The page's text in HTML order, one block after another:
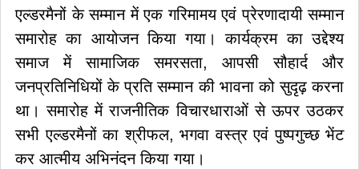
एल्डरमैनों के सम्मान में एक गरिमामय एवं प्रेरणादायी सम्मान
समारोह का आयोजन किया गया। कार्यक्रम का उद्देश्य
समाज में सामाजिक समरसता, आपसी सौहार्द और
जनप्रतिनिधियों के प्रति सम्मान की भावना को सुदृढ़ करना
था। समारोह में राजनीतिक विचारधाराओं से ऊपर उठकर
सभी एल्डरमैनों का श्रीफल, भगवा वस्त्र एवं पुष्पगुच्छ भेंट
कर आत्मीय अभिनंदन किया गया।